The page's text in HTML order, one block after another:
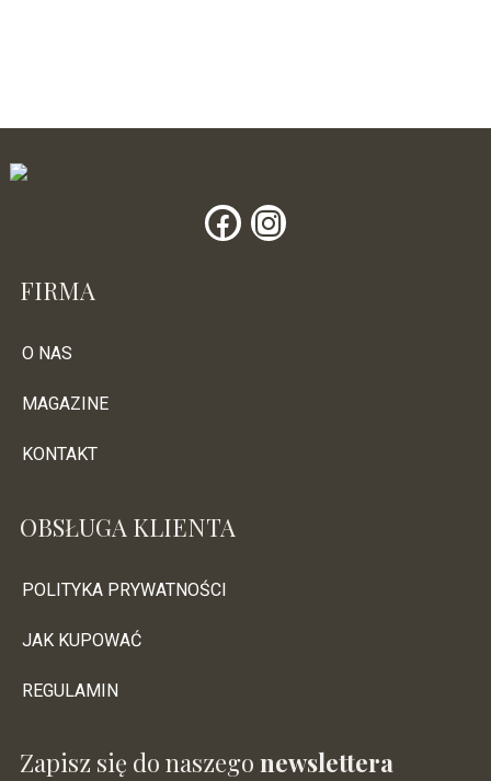
FIRMA
O NAS
MAGAZINE
KONTAKT
OBSŁUGA KLIENTA
POLITYKA PRYWATNOŚCI
JAK KUPOWAĆ
REGULAMIN
Zapisz się do naszego newslettera